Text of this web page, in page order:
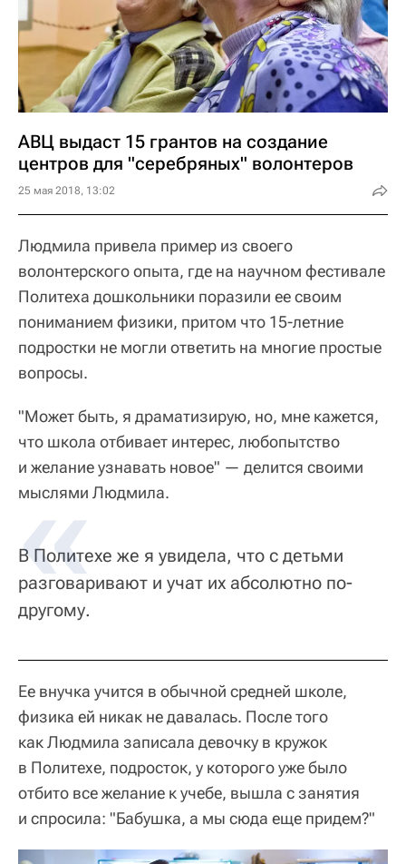
АВЦ выдаст 15 грантов на создание
центров для "серебряных" волонтеров
25 мая 2018, 13:02
Людмила привела пример из своего
волонтерского опыта, где на научном фестивале
Политеха дошкольники поразили ее своим
пониманием физики, притом что 15-летние
подростки не могли ответить на многие простые
вопросы.
"Может быть, я драматизирую, но, мне кажется,
что школа отбивает интерес, любопытство
и желание узнавать новое" — делится своими
мыслями Людмила.
В Политехе же я увидела, что с детьми
разговаривают и учат их абсолютно по-
другому.
Ее внучка учится в обычной средней школе,
физика ей никак не давалась. После того
как Людмила записала девочку в кружок
в Политехе, подросток, у которого уже было
отбито все желание к учебе, вышла с занятия
и спросила: "Бабушка, а мы сюда еще придем?"